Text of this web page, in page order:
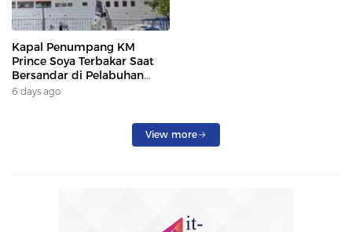
Kapal Penumpang KM
Prince Soya Terbakar Saat
Bersandar di Pelabuhan
Samarinda, Keberangkatan
6 days ago
View more